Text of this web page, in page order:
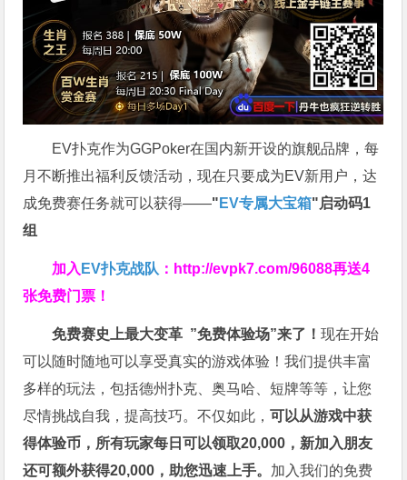
EV扑克作为GGPoker在国内新开设的旗舰品牌，每
月不断推出福利反馈活动，现在只要成为EV新用户，达
成免费赛任务就可以获得——" EV专属大宝箱"启动码1
组
加入 EV扑克战队 ： http://evpk7.com/96088再送4
张免费门票！
免费赛史上最大变革 ”免费体验场”来了！现在开始
可以随时随地可以享受真实的游戏体验！我们提供丰富
多样的玩法，包括德州扑克、奥马哈、短牌等等，让您
尽情挑战自我，提高技巧。不仅如此，可以从游戏中获
得体验币，所有玩家每日可以领取20,000，新加入朋友
还可额外获得20,000，助您迅速上手。 加入我们的免费